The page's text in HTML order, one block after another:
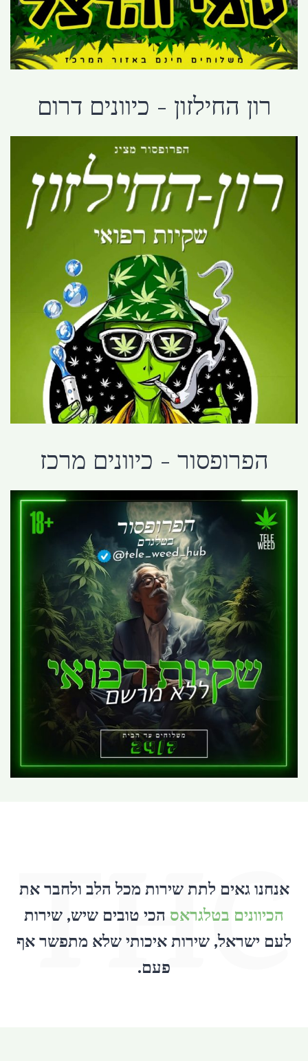
רון החילזון - כיוונים דרום
הפרופסור - כיוונים מרכז
THC
אנחנו גאים לתת שירות מכל הלב ולחבר את
הכיוונים בטלגראס הכי טובים שיש, שירות
לעם ישראל, שירות איכותי שלא מתפשר אף
פעם.